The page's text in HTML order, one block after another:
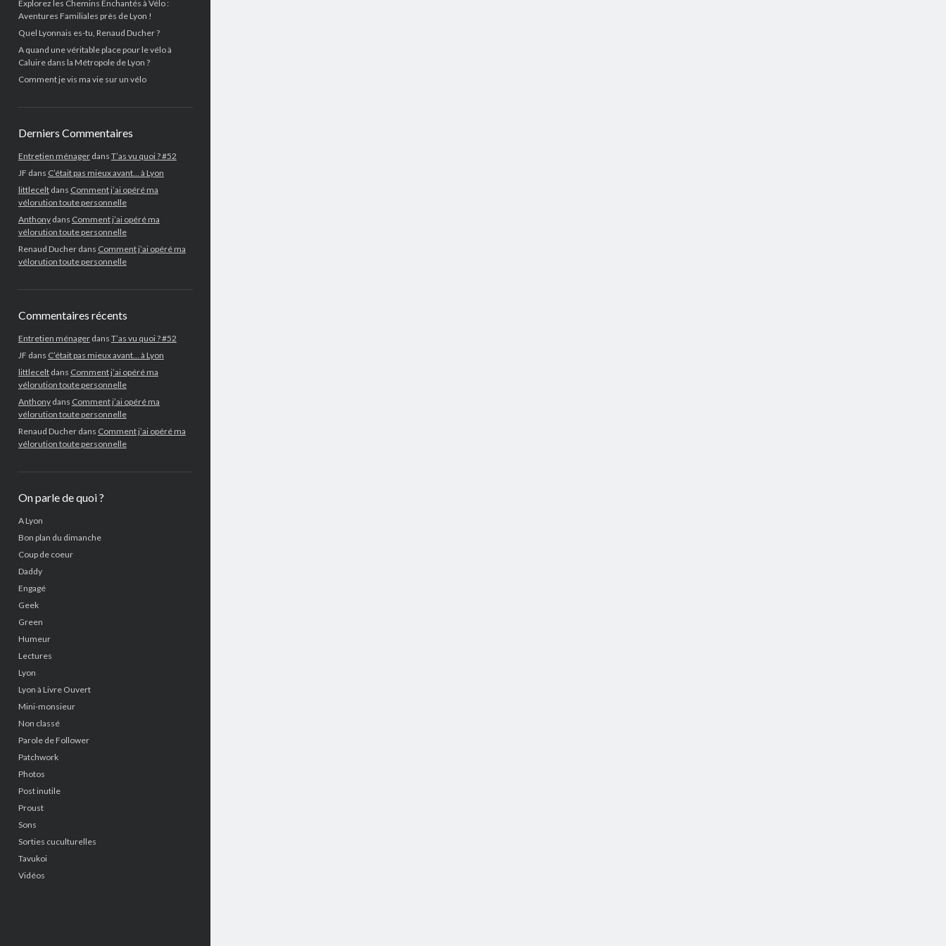
Explorez les Chemins Enchantés à Vélo :
Aventures Familiales près de Lyon !
Quel Lyonnais es-tu, Renaud Ducher ?
A quand une véritable place pour le vélo à
Caluire dans la Métropole de Lyon ?
Comment je vis ma vie sur un vélo
Derniers Commentaires
Entretien ménagerdans T’as vu quoi ? #52
JF dans C’était pas mieux avant… à Lyon
littleceltdans Comment j’ai opéré ma
vélorution toute personnelle
Anthonydans Comment j’ai opéré ma
vélorution toute personnelle
Renaud Ducherdans Comment j’ai opéré ma
vélorution toute personnelle
Commentaires récents
Entretien ménagerdans T’as vu quoi ? #52
JF dans C’était pas mieux avant… à Lyon
littleceltdans Comment j’ai opéré ma
vélorution toute personnelle
Anthonydans Comment j’ai opéré ma
vélorution toute personnelle
Renaud Ducherdans Comment j’ai opéré ma
vélorution toute personnelle
On parle de quoi ?
A Lyon
Bon plan du dimanche
Coup de coeur
Daddy
Engagé
Geek
Green
Humeur
Lectures
Lyon
Lyon à Livre Ouvert
Mini-monsieur
Non classé
Parole de Follower
Patchwork
Photos
Post inutile
Proust
Sons
Sorties cuculturelles
Tavukoi
Vidéos